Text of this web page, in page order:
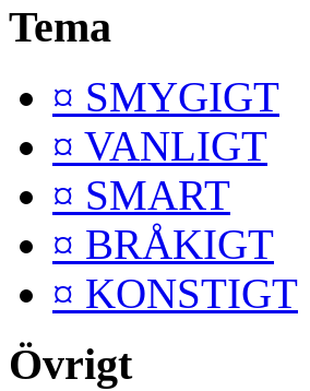
Tema
¤ SMYGIGT
¤ VANLIGT
¤ SMART
¤ BRÅKIGT
¤ KONSTIGT
Övrigt